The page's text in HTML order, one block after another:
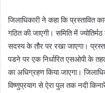
जिलाधिकारी ने कहा कि प्रस्तावित
गठित की जाएगी। समिति में
सदस्य के तौर पर रखा जाएगा।
पडने पर एक निर्धारित एसओपी के
का अधिग्रहण किया जाएगा।
विष्णुप्रयाग से ऐरा पुल तक नदी